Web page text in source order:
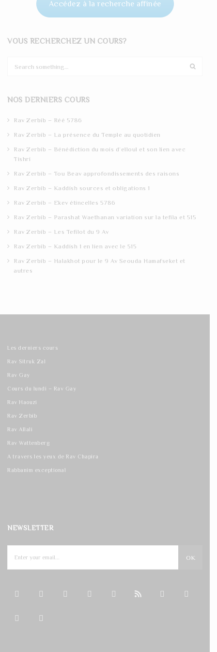
Accédez à la recherche affinée
VOUS RECHERCHEZ UN COURS?
c
NOS DERNIERS COURS
Rav Zerbib – Réé 5786
Rav Zerbib – La présence du Temple au quotidien
Rav Zerbib – Bénédiction du mois d’elloul et son lien avec
Tishri
Rav Zerbib – Tou Beav approfondissements des raisons
Rav Zerbib – Kaddish sources et obligations 1
Rav Zerbib – Ekev étincelles 5786
Rav Zerbib – Parashat Waethanan variation sur la tefila et 515
Rav Zerbib – Les Tefilot du 9 Av
Rav Zerbib – Kaddish 1 en lien avec le 515
Rav Zerbib – Halakhot pour le 9 Av Seouda Hamafseket et
autres
Les derniers cours
Rav Sitruk Zal
Rav Gay
Cours du lundi – Rav Gay
Rav Haouzi
Rav Zerbib
Rav Allali
Rav Wattenberg
A travers les yeux de Rav Chapira
Rabbanim exceptional
NEWSLETTER
OK